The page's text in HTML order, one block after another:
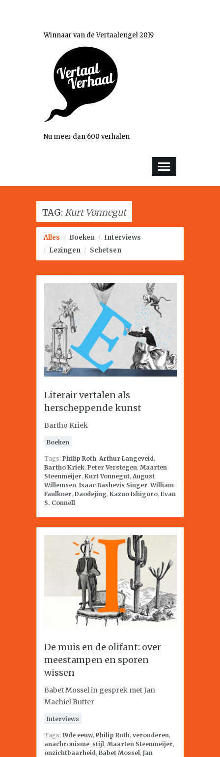
Winnaar van de Vertaalengel 2019
Nu meer dan 600 verhalen
TAG: Kurt Vonnegut
Alles / Boeken / Interviews
/ Lezingen / Schetsen
Literair vertalen als
herscheppende kunst
Bartho Kriek
Boeken
Tags: Philip Roth, Arthur Langeveld,
Bartho Kriek, Peter Verstegen, Maarten
Steenmeijer, Kurt Vonnegut, August
Willemsen, Isaac Bashevis Singer,William
Faulkner, Daodejing, Kazuo Ishiguro, Evan
S. Connell
De muis en de olifant: over
meestampen en sporen
wissen
Babet Mossel in gesprek met Jan
Machiel Butter
Interviews
Tags: 19de eeuw, Philip Roth, verouderen,
anachronisme, stijl, Maarten Steenmeijer,
onzichtbaarheid, Babet Mossel, Jan